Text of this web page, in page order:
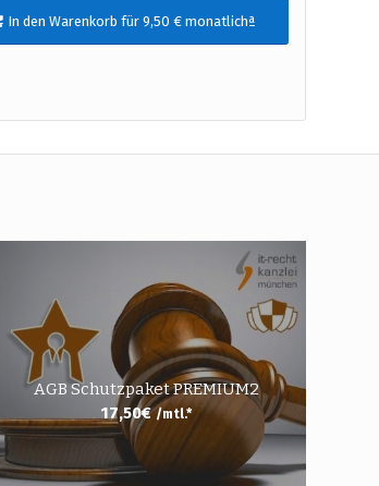
In den Warenkorb für 9,50 € monatlichª
AGB Schutzpaket PREMIUM2
17,50€ /mtl.*